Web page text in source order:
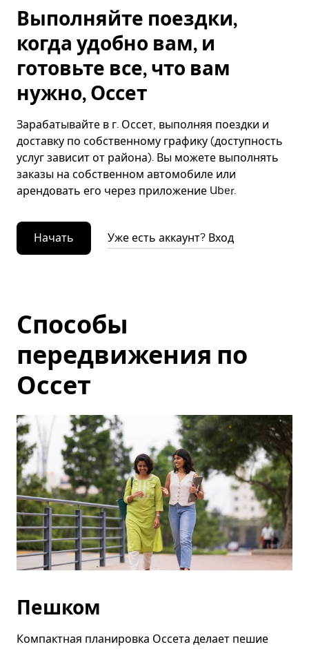
Выполняйте поездки,
когда удобно вам, и
готовьте все, что вам
нужно, Оссет
Зарабатывайте в г. Оссет, выполняя поездки и
доставку по собственному графику (доступность
услуг зависит от района). Вы можете выполнять
заказы на собственном автомобиле или
арендовать его через приложение Uber.
Начать Уже есть аккаунт? Вход
Способы
передвижения по
Оссет
Пешком
Компактная планировка Оссета делает пешие